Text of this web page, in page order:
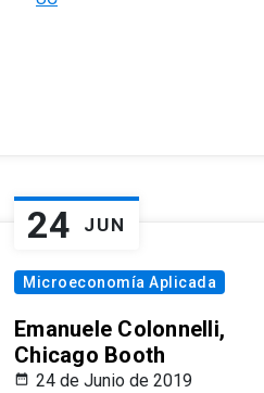
24 JUN
Microeconomía Aplicada
Emanuele Colonnelli,
Chicago Booth
24 de Junio de 2019